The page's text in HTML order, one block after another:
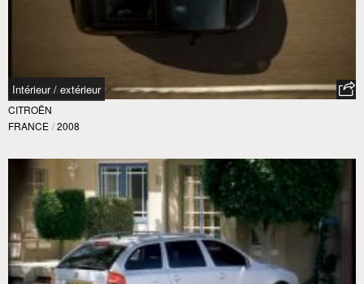
Intérieur / extérieur
CITROËN
FRANCE / 2008